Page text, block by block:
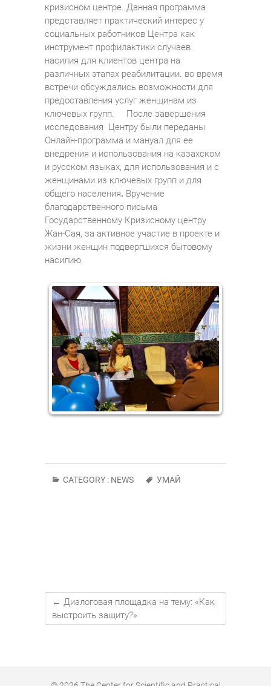
кризисном центре. Данная программа
представляет практический интерес у
социальных работников Центра как
инструмент профилактики случаев
насилия для клиентов центра на
различных этапах реабилитации. во время
встречи обсуждались возможности для
предоставления услуг женщинам из
ключевых групп. После завершения
исследования Центру были переданы
Онлайн-программа и мануал для ее
внедрения и использования на казахском
и русском языках, для использования и с
женщинами из ключевых групп и для
общего населения. Вручение
благодарственного письма
Государственному Кризисному центру
Жан-Сая, за активное участие в проекте и
жизни женщин подвергшихся бытовому
насилию.
CATEGORY : NEWS УМАЙ
← Диалоговая площадка на тему: «Как
выстроить защиту?»